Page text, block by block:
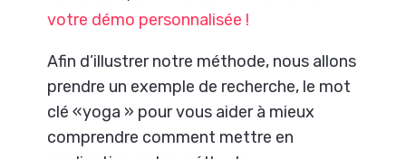
votre démo personnalisée !
Afin d’illustrer notre méthode, nous allons
prendre un exemple de recherche, le mot
clé «yoga » pour vous aider à mieux
comprendre comment mettre en